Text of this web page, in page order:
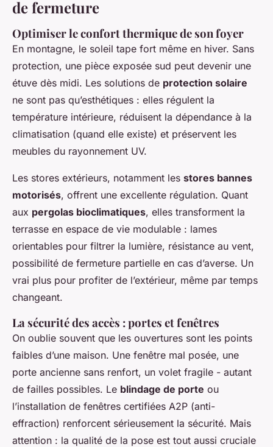
de fermeture
Optimiser le confort thermique de son foyer
En montagne, le soleil tape fort même en hiver. Sans
protection, une pièce exposée sud peut devenir une
étuve dès midi. Les solutions de protection solaire
ne sont pas qu’esthétiques : elles régulent la
température intérieure, réduisent la dépendance à la
climatisation (quand elle existe) et préservent les
meubles du rayonnement UV.
Les stores extérieurs, notamment les stores bannes
motorisés, offrent une excellente régulation. Quant
aux pergolas bioclimatiques, elles transforment la
terrasse en espace de vie modulable : lames
orientables pour filtrer la lumière, résistance au vent,
possibilité de fermeture partielle en cas d’averse. Un
vrai plus pour profiter de l’extérieur, même par temps
changeant.
La sécurité des accès : portes et fenêtres
On oublie souvent que les ouvertures sont les points
faibles d’une maison. Une fenêtre mal posée, une
porte ancienne sans renfort, un volet fragile - autant
de failles possibles. Le blindage de porte ou
l’installation de fenêtres certifiées A2P (anti-
effraction) renforcent sérieusement la sécurité. Mais
attention : la qualité de la pose est tout aussi cruciale